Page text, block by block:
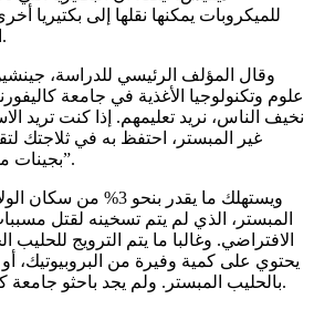
للميكروبات يمكنها نقلها إلى بكتيريا
المقاومة إذا تم استهلاكها.
وقال المؤلف الرئيسي للدراسة،
علوم وتكنولوجيا الأغذية في جامعة
نخيف الناس، نريد تعليمهم. إذا كنت تريد
غير المبستر، احتفظ به في ثلاجتك
بجينات مقاومة للمضادات الحيوية”.
ويستهلك ما يقدر بنحو
المبستر، الذي لم يتم تسخينه لقتل
الافتراضي. وغالبا ما يتم الترويج للحليب
يحتوي على كمية وفيرة من البروبيوتيك، أو
بالحليب المبستر. ولم يجد باحثو جامعة كاليفورنيا في ديفيس ذلك.